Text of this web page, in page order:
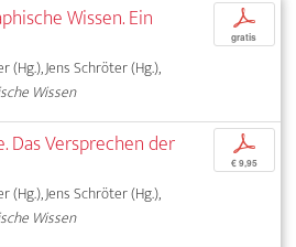
Wissen. Ein
(Hg.), Jens Schröter (Hg.),
Wissen
p
gratis
Das Versprechen der
(Hg.), Jens Schröter (Hg.),
Wissen
p
€ 9,95